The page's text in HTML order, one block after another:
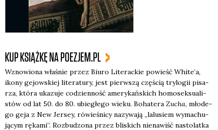
KUP KSIĄŻKĘ NA POEZJEM.PL
Wzno­wio­na wła­śnie przez Biu­ro Lite­rac­kie powieść Whi­te­’a,
iko­ny gejow­skiej lite­ra­tu­ry, jest pierw­szą czę­ścią try­lo­gii pisa­
rza, któ­ra uka­zu­je codzien­ność ame­ry­kań­skich homo­sek­su­ali­
stów od lat 50. do 80. ubie­głe­go wie­ku. Boha­te­ra Zucha, mło­de­
go geja z New Jer­sey, rówie­śni­cy nazy­wa­ją „lalu­siem wyma­chu­
ją­cym ręka­mi”. Roz­bu­dzo­na przez bli­skich nie­na­wiść nasto­lat­ka